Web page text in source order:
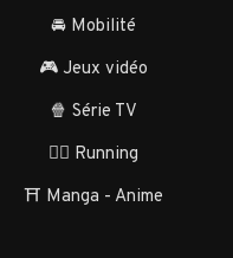
🚘 Mobilité
🎮 Jeux vidéo
🍿 Série TV
🏃‍♂️ Running
⛩️ Manga - Anime